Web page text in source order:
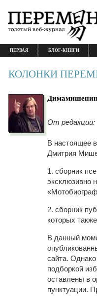
ПЕРВАЯ БЛОГ-КНИГИ
КОЛОНКИ
От редакции:
В настоящее
Дмитрия
1. сборник
эксклюзивно
2. сборник
которых
В данный
сайта.
подборкой
оставлены в
пунктуации.